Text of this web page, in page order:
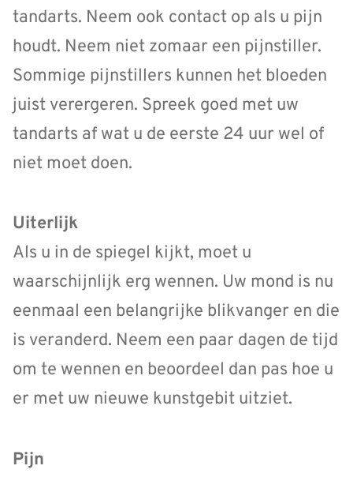
tandarts. Neem ook contact op als u pijn
houdt. Neem niet zomaar een pijnstiller.
Sommige pijnstillers kunnen het bloeden
juist verergeren. Spreek goed met uw
tandarts af wat u de eerste 24 uur wel of
niet moet doen.
Uiterlijk
Als u in de spiegel kijkt, moet u
waarschijnlijk erg wennen. Uw mond is nu
eenmaal een belangrijke blikvanger en die
is veranderd. Neem een paar dagen de tijd
om te wennen en beoordeel dan pas hoe u
er met uw nieuwe kunstgebit uitziet.
Pijn